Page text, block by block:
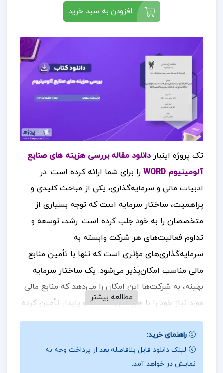
افزودن به سبد خرید
تک پروژه اینبار دانلود مقاله بررسی هزینه های صنایع
آلومینیوم WORD
را برای شما ارائه کرده است. در
ادبیات مالی و سرمایه‌گذاری، یکی از مباحث کلیدی و
پراهمیت، ساختار سرمایه است که توجه بسیاری از
متخصصان را به خود جلب کرده است. رشد، توسعه و
تداوم فعالیت‌های هر شرکت وابسته به
سرمایه‌گذاری‌های مؤثری است که تنها با تأمین منابع
مالی مناسب امکان‌پذیر می‌شود. یک ساختار سرمایه
بهینه، به شرکت‌ها این امکان را می‌دهد که منابع مالی
مورد نیاز خود را با هزینه‌ای مناسب و پایدار تأمین کرده
و به اهداف بلندمدت و رقابتی خود دست یابند. برای
خرید و دانلود کتاب های بیشتر همراه
نقد مقاله بررسی هزینه های صنایع آلومینیوم
مطالعه بیشتر
راهنمای خرید:
لینک دانلود فایل بلافاصله بعد از پرداخت وجه به
نمایش در خواهد آمد.